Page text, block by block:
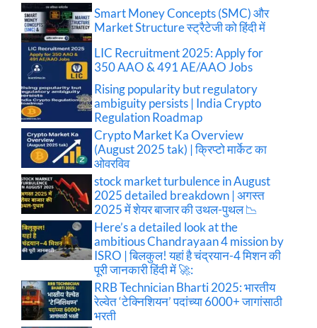
Smart Money Concepts (SMC) और
Market Structure स्ट्रैटेजी को हिंदी में
LIC Recruitment 2025: Apply for
350 AAO & 491 AE/AAO Jobs
Rising popularity but regulatory
ambiguity persists | India Crypto
Regulation Roadmap
Crypto Market Ka Overview
(August 2025 tak) | क्रिप्टो मार्केट का
ओवरविव
stock market turbulence in August
2025 detailed breakdown | अगस्त
2025 में शेयर बाजार की उथल-पुथल 📉
Here’s a detailed look at the
ambitious Chandrayaan 4 mission by
ISRO | बिलकुल! यहां है चंद्रयान-4 मिशन की
पूरी जानकारी हिंदी में 🚀:
RRB Technician Bharti 2025: भारतीय
रेल्वेत ‘टेक्निशियन’ पदांच्या 6000+ जागांसाठी
भरती